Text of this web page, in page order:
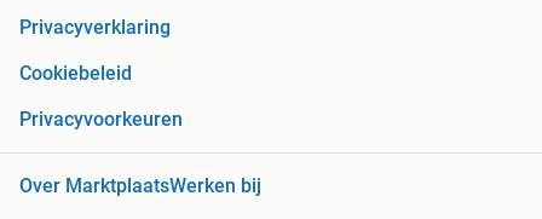
Privacyverklaring
Cookiebeleid
Privacyvoorkeuren
Over MarktplaatsWerken bij